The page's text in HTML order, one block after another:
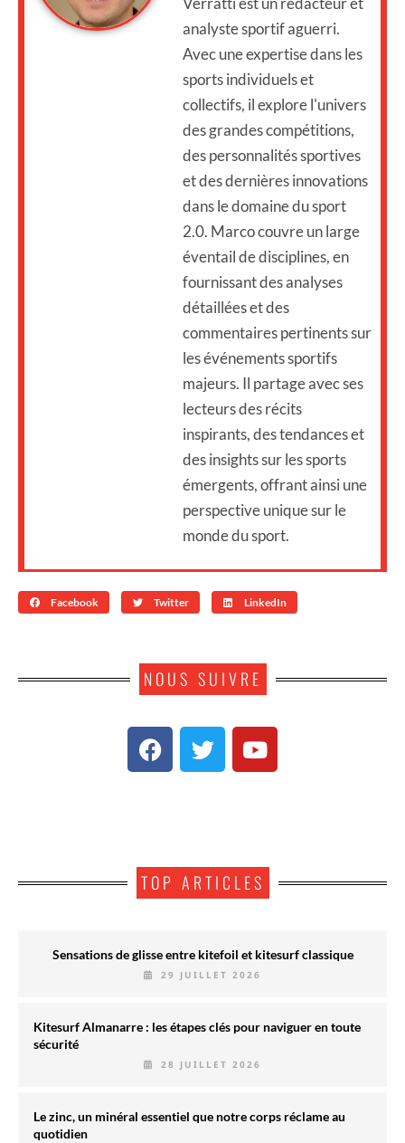
analyste sportif aguerri.
Avec une expertise dans les
sports individuels et
collectifs, il explore l'univers
des grandes compétitions,
des personnalités sportives
et des dernières innovations
dans le domaine du sport
2.0. Marco couvre un large
éventail de disciplines, en
fournissant des analyses
détaillées et des
commentaires pertinents sur
les événements sportifs
majeurs. Il partage avec ses
lecteurs des récits
inspirants, des tendances et
des insights sur les sports
émergents, offrant ainsi une
perspective unique sur le
monde du sport.
Facebook Twitter LinkedIn
NOUS SUIVRE
TOP ARTICLES
Sensations de glisse entre kitefoil et kitesurf classique
29 JUILLET 2026
Kitesurf Almanarre : les étapes clés pour naviguer en toute
sécurité
28 JUILLET 2026
Le zinc, un minéral essentiel que notre corps réclame au
quotidien